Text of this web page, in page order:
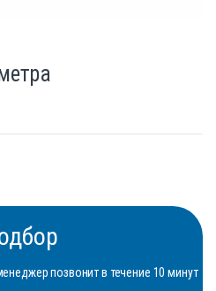
позвонит в течение 10 минут